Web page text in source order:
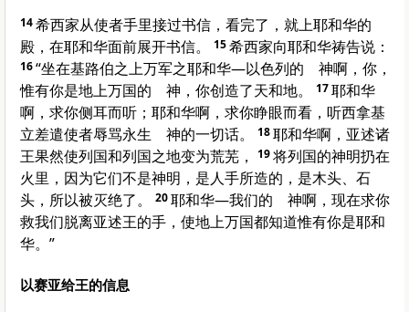
14希西家从使者手里接过书信，看完了，就上耶和华的
殿，在耶和华面前展开书信。
15希西家向耶和华祷告说：
16“坐在基路伯之上万军之耶和华—以色列的 神啊，你，
惟有你是地上万国的 神，你创造了天和地。
17耶和华
啊，求你侧耳而听；耶和华啊，求你睁眼而看，听西拿基
立差遣使者辱骂永生 神的一切话。 18耶和华啊， 亚述诸
王果然使列国和列国之地变为荒芜，
19将列国的神明扔在
火里，因为它们不是神明，是人手所造的，是木头、石
头，所以被灭绝了。
20耶和华—我们的 神啊，现在求你
救我们脱离亚述王的手，使地上万国都知道惟有你是耶和
华。”
以赛亚给王的信息